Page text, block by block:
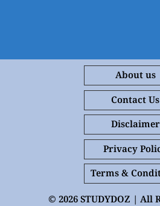
About us
Contact Us
Disclaimer
Privacy
Terms &
© 2026STUDYDOZ | All